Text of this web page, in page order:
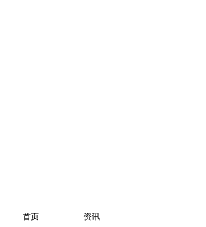
首页 资讯